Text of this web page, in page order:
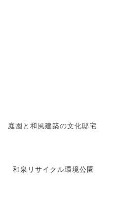
庭園と和風建築の文化邸宅
和泉リサイクル環境公園